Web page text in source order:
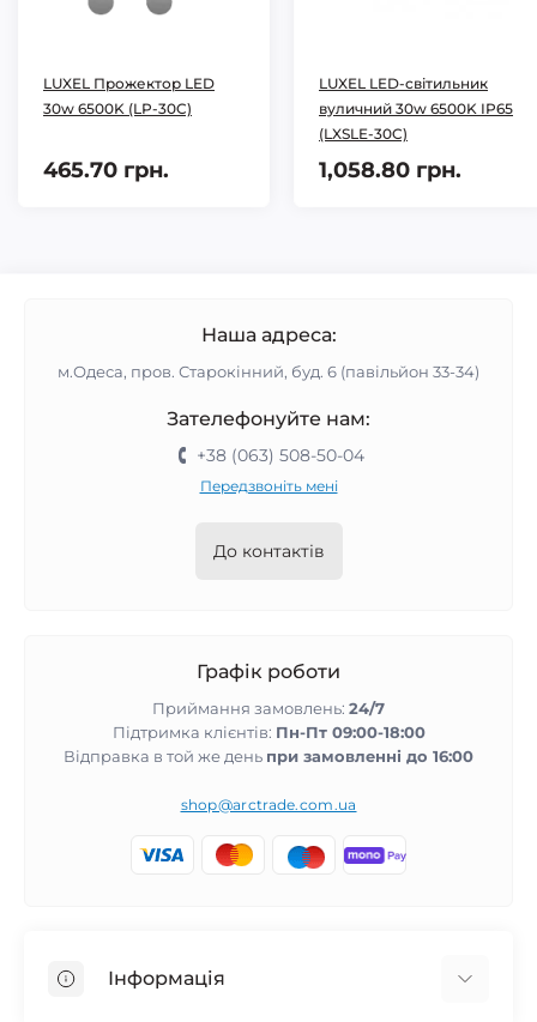
LUXEL Прожектор LED
30w 6500K (LP-30C)
465.70 грн.
LUXEL LED-cвітильник
вуличний 30w 6500K IP65
(LXSLE-30C)
1,058.80 грн.
Наша адреса:
м.Одеса, пров. Старокінний, буд. 6 (павільйон 33-34)
Зателефонуйте нам:
+38 (063) 508-50-04
Передзвоніть мені
До контактів
Графік роботи
Приймання замовлень: 24/7
Підтримка клієнтів: Пн-Пт 09:00-18:00
Відправка в той же день при замовленні до 16:00
shop@arctrade.com.ua
Інформація